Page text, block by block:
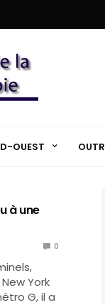
OUEST
à une
0
York
G, il a